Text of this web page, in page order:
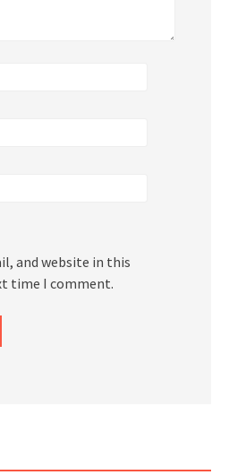
and website in this
time I comment.